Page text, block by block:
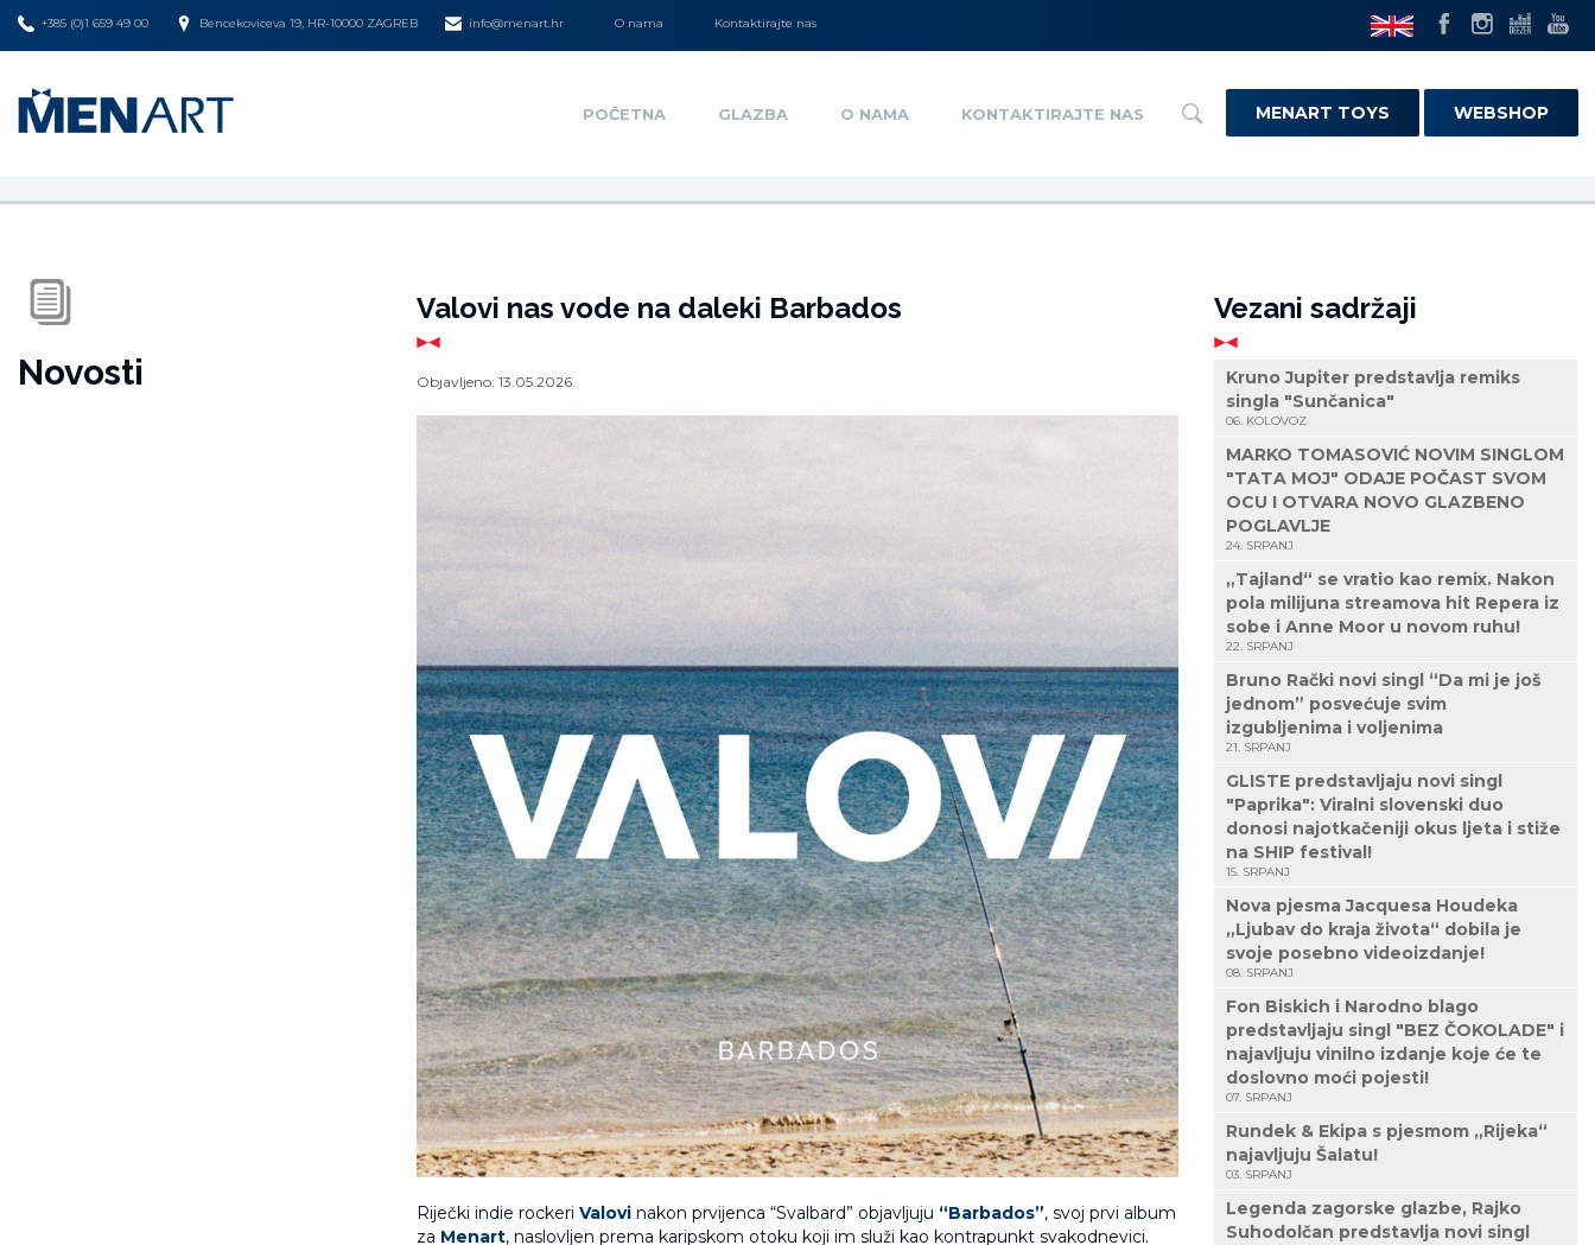
+385 (0)1 659 49 00 Bencekoviceva 19, HR-10000 ZAGREB info@menart.hr O nama Kontaktirajte nas
POČETNA GLAZBA O NAMA KONTAKTIRAJTE NAS MENART TOYS WEBSHOP
Novosti
Valovi nas vode na daleki Barbados
Objavljeno: 13.05.2026.
Riječki indie rockeri Valovi nakon prvijenca “Svalbard” objavljuju “Barbados”, svoj prvi album
za Menart, naslovljen prema karipskom otoku koji im služi kao kontrapunkt svakodnevici.
Vezani sadržaji
Kruno Jupiter predstavlja remiks
singla "Sunčanica"
06. KOLOVOZ
MARKO TOMASOVIĆ NOVIM SINGLOM
"TATA MOJ" ODAJE POČAST SVOM
OCU I OTVARA NOVO GLAZBENO
POGLAVLJE
24. SRPANJ
„Tajland“ se vratio kao remix. Nakon
pola milijuna streamova hit Repera iz
sobe i Anne Moor u novom ruhu!
22. SRPANJ
Bruno Rački novi singl “Da mi je još
jednom” posvećuje svim
izgubljenima i voljenima
21. SRPANJ
GLISTE predstavljaju novi singl
"Paprika": Viralni slovenski duo
donosi najotkačeniji okus ljeta i stiže
na SHIP festival!
15. SRPANJ
Nova pjesma Jacquesa Houdeka
„Ljubav do kraja života“ dobila je
svoje posebno videoizdanje!
08. SRPANJ
Fon Biskich i Narodno blago
predstavljaju singl "BEZ ČOKOLADE" i
najavljuju vinilno izdanje koje će te
doslovno moći pojesti!
07. SRPANJ
Rundek & Ekipa s pjesmom „Rijeka“
najavljuju Šalatu!
03. SRPANJ
Legenda zagorske glazbe, Rajko
Suhodolčan predstavlja novi singl